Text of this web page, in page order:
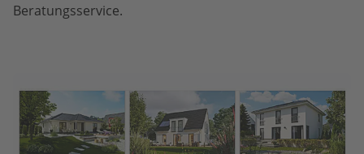
Beratungsservice.